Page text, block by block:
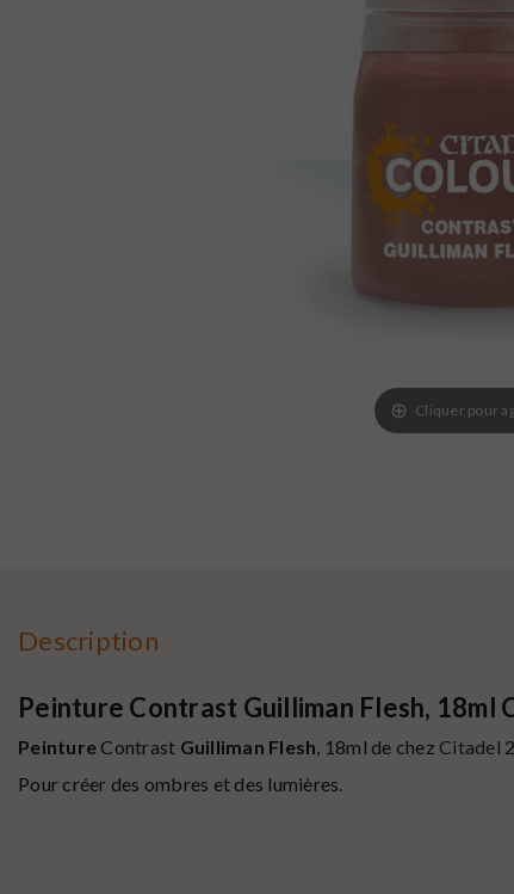
Cliquer pour
Description
Peinture Contrast Guilliman Flesh, 18ml
PeintureContrast Guilliman Flesh , 18ml de chez Citadel
Pour créer des ombres et des lumières.